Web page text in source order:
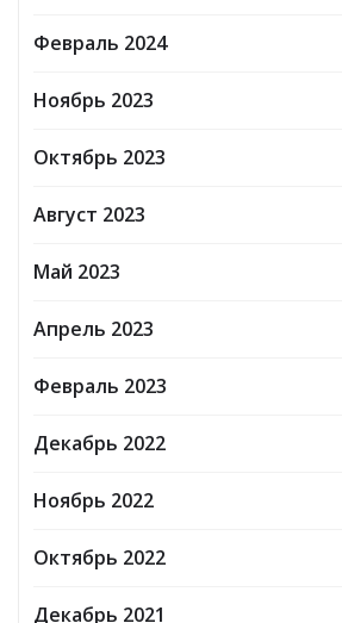
Февраль 2024
Ноябрь 2023
Октябрь 2023
Август 2023
Май 2023
Апрель 2023
Февраль 2023
Декабрь 2022
Ноябрь 2022
Октябрь 2022
Декабрь 2021